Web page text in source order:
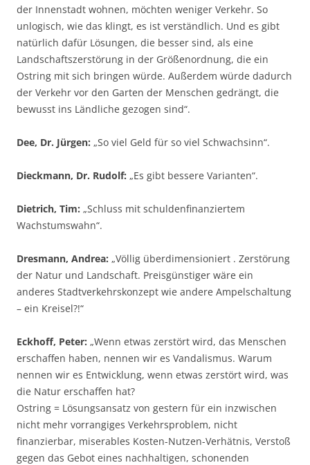
der Innenstadt wohnen, möchten weniger Verkehr. So
unlogisch, wie das klingt, es ist verständlich. Und es gibt
natürlich dafür Lösungen, die besser sind, als eine
Landschaftszerstörung in der Größenordnung, die ein
Ostring mit sich bringen würde. Außerdem würde dadurch
der Verkehr vor den Garten der Menschen gedrängt, die
bewusst ins Ländliche gezogen sind“.
Dee, Dr. Jürgen: „So viel Geld für so viel Schwachsinn“.
Dieckmann, Dr. Rudolf: „Es gibt bessere Varianten“.
Dietrich, Tim: „Schluss mit schuldenfinanziertem
Wachstumswahn“.
Dresmann, Andrea: „Völlig überdimensioniert . Zerstörung
der Natur und Landschaft. Preisgünstiger wäre ein
anderes Stadtverkehrskonzept wie andere Ampelschaltung
– ein Kreisel?!“
Eckhoff, Peter: „Wenn etwas zerstört wird, das Menschen
erschaffen haben, nennen wir es Vandalismus. Warum
nennen wir es Entwicklung, wenn etwas zerstört wird, was
die Natur erschaffen hat?
Ostring = Lösungsansatz von gestern für ein inzwischen
nicht mehr vorrangiges Verkehrsproblem, nicht
finanzierbar, miserables Kosten-Nutzen-Verhätnis, Verstoß
gegen das Gebot eines nachhaltigen, schonenden